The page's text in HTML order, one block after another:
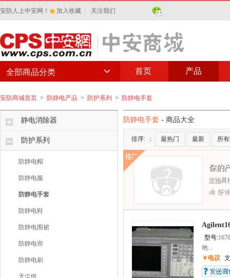
安防人上中安网！ 加入收藏 关注我们
首页 产品
全部商品分类
安防商城首页 > 防静电产品 > 防护系列 > 防静电手套
静电消除器
防护系列
防静电帽
防静电服
防静电手套
防静电鞋
防静电围裙
防静电帘
防静电刷
无尘纸
防静电手套 - 商品大全
排序: ： 最热门 最新 所
型号:
艳...
￥电议